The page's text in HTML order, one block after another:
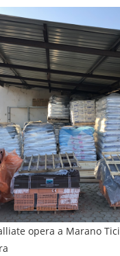
opera a Marano